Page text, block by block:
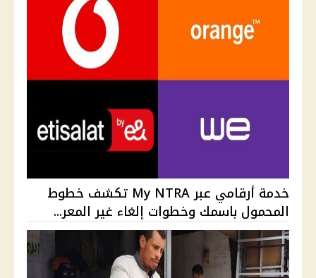
خدمة أرقامي عبر My NTRA تكشف خطوط
المحمول باسمك وخطوات إلغاء غير المعر...